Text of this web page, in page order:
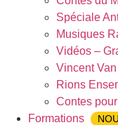
Spéciale
Musiques
Vidéos –
Vincent
Rions
Contes
Formations